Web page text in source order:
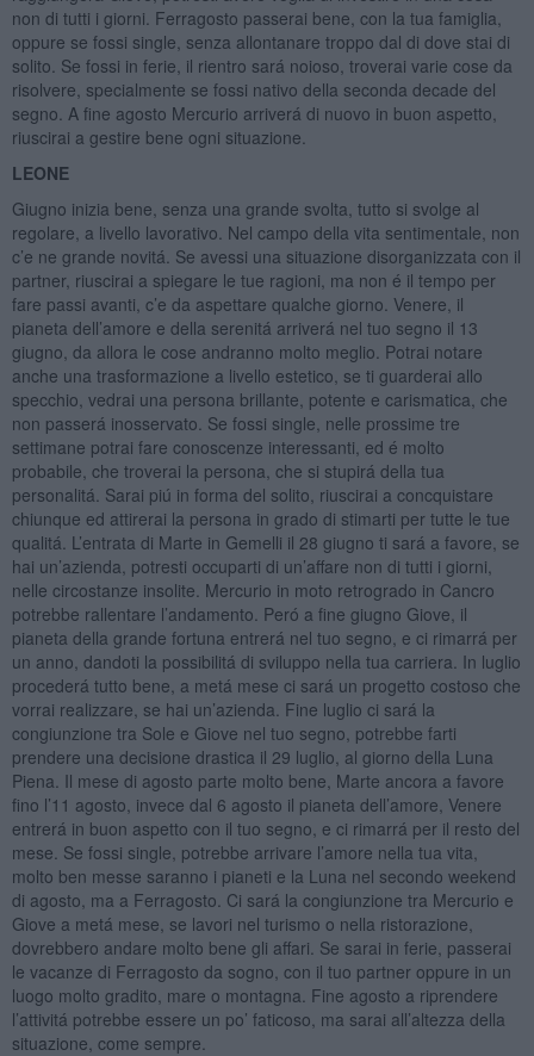
non di tutti i giorni. Ferragosto passerai bene, con la tua famiglia,
oppure se fossi single, senza allontanare troppo dal di dove stai di
solito. Se fossi in ferie, il rientro sará noioso, troverai varie cose da
risolvere, specialmente se fossi nativo della seconda decade del
segno. A fine agosto Mercurio arriverá di nuovo in buon aspetto,
riuscirai a gestire bene ogni situazione.
LEONE
Giugno inizia bene, senza una grande svolta, tutto si svolge al
regolare, a livello lavorativo. Nel campo della vita sentimentale, non
c’e ne grande novitá. Se avessi una situazione disorganizzata con il
partner, riuscirai a spiegare le tue ragioni, ma non é il tempo per
fare passi avanti, c’e da aspettare qualche giorno. Venere, il
pianeta dell’amore e della serenitá arriverá nel tuo segno il 13
giugno, da allora le cose andranno molto meglio. Potrai notare
anche una trasformazione a livello estetico, se ti guarderai allo
specchio, vedrai una persona brillante, potente e carismatica, che
non passerá inosservato. Se fossi single, nelle prossime tre
settimane potrai fare conoscenze interessanti, ed é molto
probabile, che troverai la persona, che si stupirá della tua
personalitá. Sarai piú in forma del solito, riuscirai a concquistare
chiunque ed attirerai la persona in grado di stimarti per tutte le tue
qualitá. L’entrata di Marte in Gemelli il 28 giugno ti sará a favore, se
hai un’azienda, potresti occuparti di un’affare non di tutti i giorni,
nelle circostanze insolite. Mercurio in moto retrogrado in Cancro
potrebbe rallentare l’andamento. Peró a fine giugno Giove, il
pianeta della grande fortuna entrerá nel tuo segno, e ci rimarrá per
un anno, dandoti la possibilitá di sviluppo nella tua carriera. In luglio
procederá tutto bene, a metá mese ci sará un progetto costoso che
vorrai realizzare, se hai un’azienda. Fine luglio ci sará la
congiunzione tra Sole e Giove nel tuo segno, potrebbe farti
prendere una decisione drastica il 29 luglio, al giorno della Luna
Piena. Il mese di agosto parte molto bene, Marte ancora a favore
fino l’11 agosto, invece dal 6 agosto il pianeta dell’amore, Venere
entrerá in buon aspetto con il tuo segno, e ci rimarrá per il resto del
mese. Se fossi single, potrebbe arrivare l’amore nella tua vita,
molto ben messe saranno i pianeti e la Luna nel secondo weekend
di agosto, ma a Ferragosto. Ci sará la congiunzione tra Mercurio e
Giove a metá mese, se lavori nel turismo o nella ristorazione,
dovrebbero andare molto bene gli affari. Se sarai in ferie, passerai
le vacanze di Ferragosto da sogno, con il tuo partner oppure in un
luogo molto gradito, mare o montagna. Fine agosto a riprendere
l’attivitá potrebbe essere un po’ faticoso, ma sarai all’altezza della
situazione, come sempre.